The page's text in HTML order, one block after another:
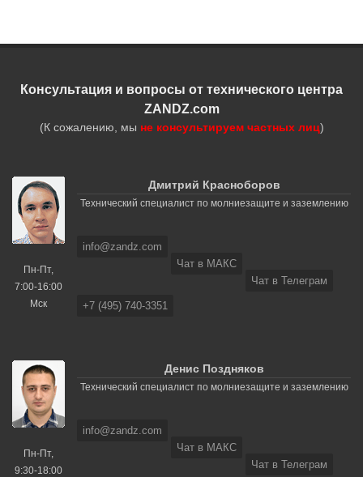
Консультация и вопросы от технического центра
ZANDZ.com
(К сожалению, мы не консультируем частных лиц)
Пн-Пт,
7:00-16:00
Мск
Дмитрий Красноборов
Технический специалист по молниезащите и заземлению
info@zandz.com
Чат в МАКС
Чат в Телеграм
+7 (495) 740-3351
Пн-Пт,
9:30-18:00
Денис Поздняков
Технический специалист по молниезащите и заземлению
info@zandz.com
Чат в МАКС
Чат в Телеграм